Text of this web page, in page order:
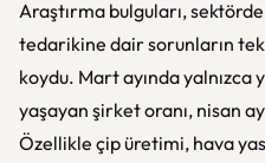
Araştırma bulguları,
tedarikine dair sorunların
koydu. Mart ayında yalnızca
yaşayan şirket oranı, nisan
Özellikle çip üretimi, hava